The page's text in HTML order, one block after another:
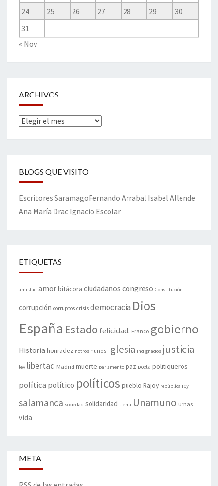
24
25 26 27 28 29
30
31
« Nov
ARCHIVOS
Archivos
BLOGS QUE VISITO
Escritores SaramagoFernando Arrabal Isabel Allende
Ana María Drac Ignacio Escolar
ETIQUETAS
amistad amorbitácora ciudadanos congreso Constitución
corrupción corruptos crisis democracia Dios
España Estado felicidad. Franco gobierno
Historia honradez hotros hunos Iglesia indignados justicia
ley libertad Madrid muerte parlamento paz poeta politiqueros
política político políticos pueblo Rajoy república rey
salamanca sociedad solidaridad tierra Unamuno urnas
vida
META